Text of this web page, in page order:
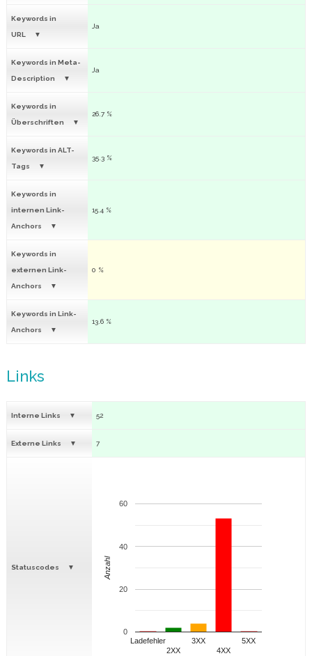
Keywords in
URL
Ja
Keywords in Meta-
Description
Ja
Keywords in
Überschriften
26.7 %
Keywords in ALT-
Tags
35.3 %
Keywords in
internen Link-
Anchors
15.4 %
Keywords in
externen Link-
Anchors
0 %
Keywords in Link-
Anchors
13.6 %
Links
Interne Links 52
Externe Links 7
Statuscodes
Ladefehler
2XX
3XX
4XX
5XX
0
20
40
60
Anzahl